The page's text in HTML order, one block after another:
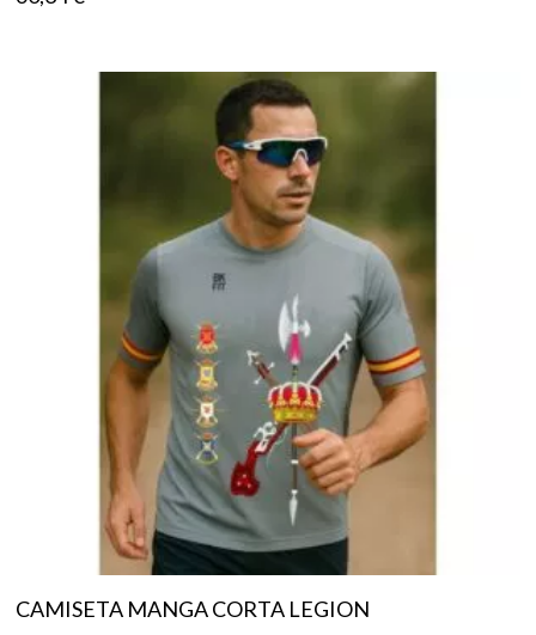
CAMISETA MANGA CORTA LEGION